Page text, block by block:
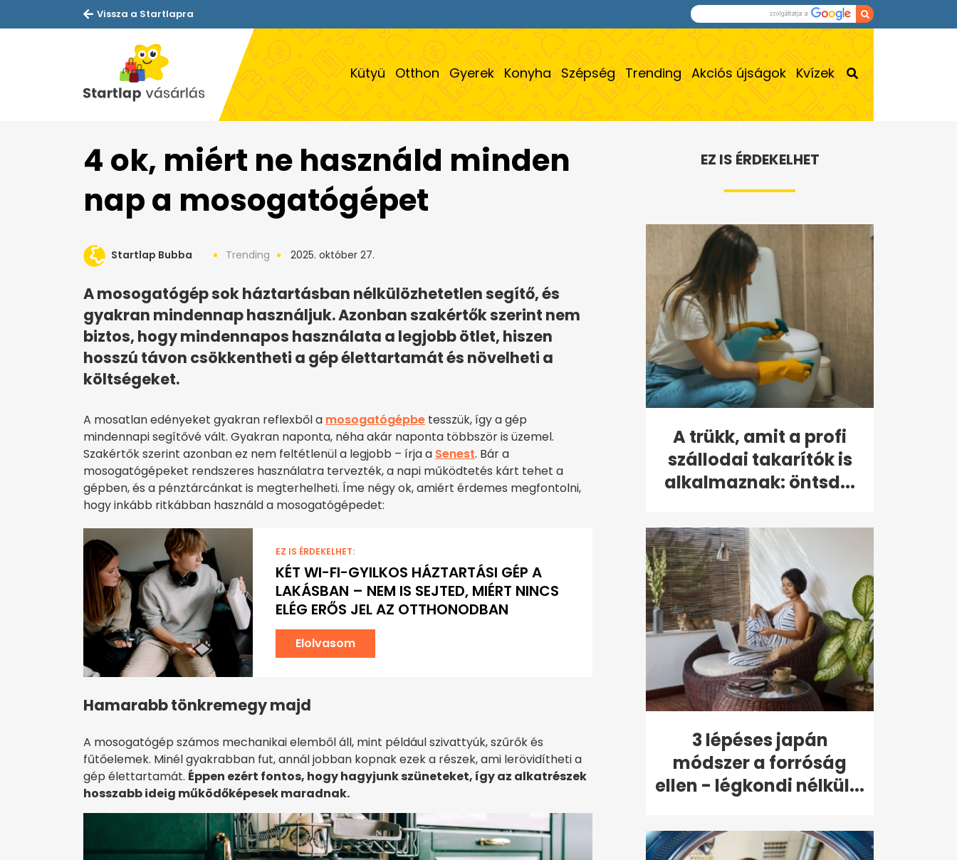
Vissza a Startlapra
Kütyü Otthon Gyerek Konyha Szépség Trending Akciós újságok Kvízek
4 ok, miért ne használd minden
nap a mosogatógépet
Startlap Bubba Trending 2025. október 27.
A mosogatógép sok háztartásban nélkülözhetetlen segítő, és
gyakran mindennap használjuk. Azonban szakértők szerint nem
biztos, hogy mindennapos használata a legjobb ötlet, hiszen
hosszú távon csökkentheti a gép élettartamát és növelheti a
költségeket.
A mosatlan edényeket gyakran reflexből a mosogatógépbe tesszük, így a gép
mindennapi segítővé vált. Gyakran naponta, néha akár naponta többször is üzemel.
Szakértők szerint azonban ez nem feltétlenül a legjobb – írja a Senest. Bár a
mosogatógépeket rendszeres használatra tervezték, a napi működtetés kárt tehet a
gépben, és a pénztárcánkat is megterhelheti. Íme négy ok, amiért érdemes megfontolni,
hogy inkább ritkábban használd a mosogatógépedet:
EZ IS ÉRDEKELHET:
KÉT WI-FI-GYILKOS HÁZTARTÁSI GÉP A
LAKÁSBAN – NEM IS SEJTED, MIÉRT NINCS
ELÉG ERŐS JEL AZ OTTHONODBAN
Elolvasom
Hamarabb tönkremegy majd
A mosogatógép számos mechanikai elemből áll, mint például szivattyúk, szűrők és
fűtőelemek. Minél gyakrabban fut, annál jobban kopnak ezek a részek, ami lerövidítheti a
gép élettartamát. Éppen ezért fontos, hogy hagyjunk szüneteket, így az alkatrészek
hosszabb ideig működőképesek maradnak.
EZ IS ÉRDEKELHET
A trükk, amit a profi
szállodai takarítók is
alkalmaznak: öntsd...
3 lépéses japán
módszer a forróság
ellen - légkondi nélkül...